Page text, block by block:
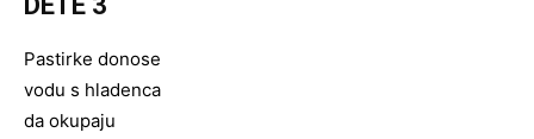
Pastirke donose
vodu s hladenca
da okupaju